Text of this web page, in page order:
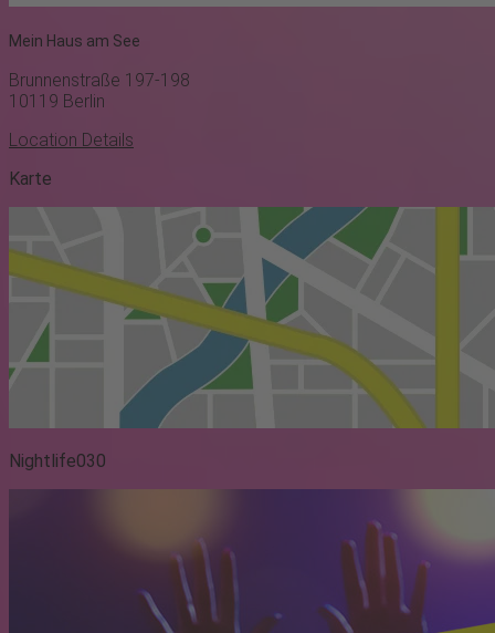
Mein Haus am See
Brunnenstraße 197-198
10119 Berlin
Location Details
Karte
Nightlife030